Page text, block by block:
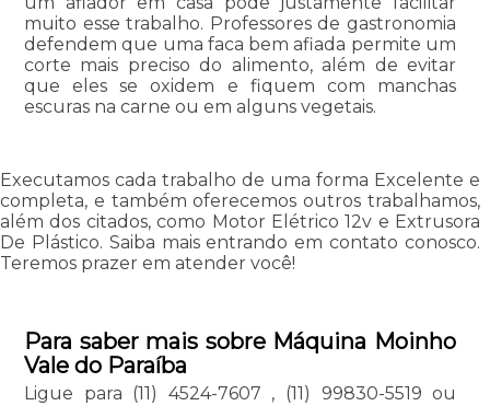
muito esse trabalho. Professores de gastronomia
defendem que uma faca bem afiada permite um
corte mais preciso do alimento, além de evitar
que eles se oxidem e fiquem com manchas
escuras na carne ou em alguns vegetais.
Executamos cada trabalho de uma forma Excelente e
completa, e também oferecemos outros trabalhamos,
além dos citados, como Motor Elétrico 12v e Extrusora
De Plástico. Saiba mais entrando em contato conosco.
Teremos prazer em atender você!
Para saber mais sobre Máquina Moinho
Vale do Paraíba
Ligue para (11) 4524-7607 , (11) 99830-5519 ou